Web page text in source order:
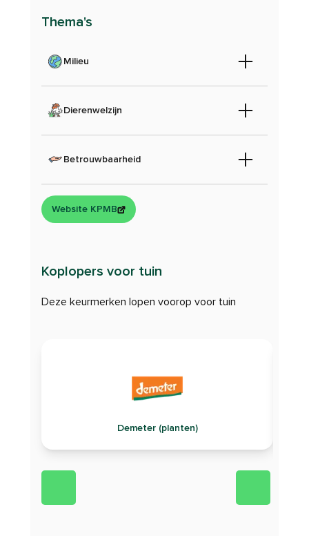
Thema's
Milieu
Dierenwelzijn
Betrouwbaarheid
Website KPMB
Koplopers voor tuin
Deze keurmerken lopen voorop voor tuin
Demeter (planten)